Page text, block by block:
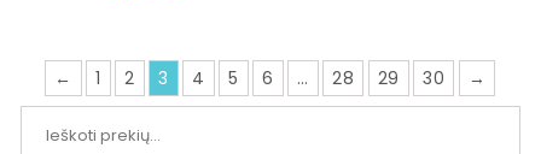
← 1 2 3 4 5 6 … 28 29 30 →